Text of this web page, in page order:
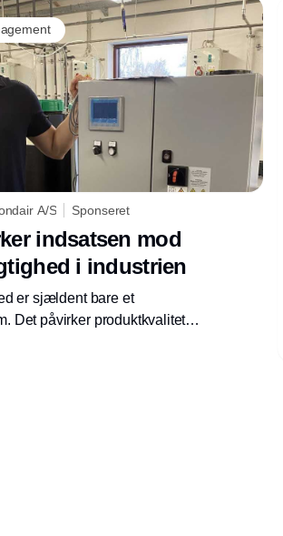
A/S Sponseret
indsatsen mod
i industrien
er sjældent bare et
Det påvirker produktkvalitet,